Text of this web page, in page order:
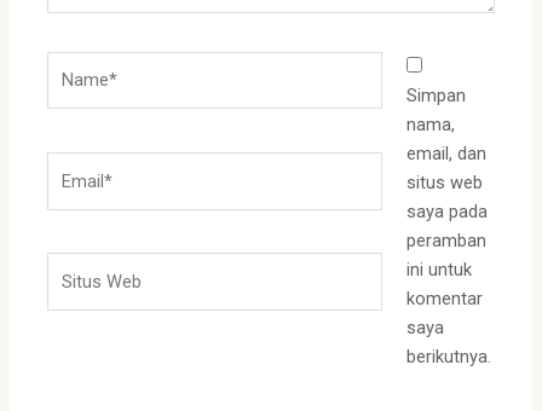
Simpan
nama,
email, dan
situs web
saya pada
peramban
ini untuk
komentar
saya
berikutnya.